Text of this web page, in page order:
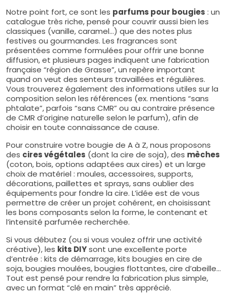
Notre point fort, ce sont les parfums pour bougies : un
catalogue très riche, pensé pour couvrir aussi bien les
classiques (vanille, caramel…) que des notes plus
festives ou gourmandes. Les fragrances sont
présentées comme formulées pour offrir une bonne
diffusion, et plusieurs pages indiquent une fabrication
française “région de Grasse”, un repère important
quand on veut des senteurs travaillées et régulières.
Vous trouverez également des informations utiles sur la
composition selon les références (ex. mentions “sans
phtalate”, parfois “sans CMR” ou au contraire présence
de CMR d’origine naturelle selon le parfum), afin de
choisir en toute connaissance de cause.
Pour construire votre bougie de A à Z, nous proposons
des cires végétales (dont la cire de soja), des mèches
(coton, bois, options adaptées aux cires) et un large
choix de matériel : moules, accessoires, supports,
décorations, paillettes et sprays, sans oublier des
équipements pour fondre la cire. L’idée est de vous
permettre de créer un projet cohérent, en choisissant
les bons composants selon la forme, le contenant et
l’intensité parfumée recherchée.
Si vous débutez (ou si vous voulez offrir une activité
créative), les kits DIYsont une excellente porte
d’entrée : kits de démarrage, kits bougies en cire de
soja, bougies moulées, bougies flottantes, cire d’abeille…
Tout est pensé pour rendre la fabrication plus simple,
avec un format “clé en main” très apprécié.